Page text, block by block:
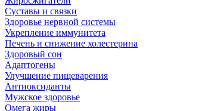
Суставы и связки
Здоровье нервной системы
Укрепление иммунитета
Печень и снижение холестерина
Здоровый сон
Адаптогены
Улучшение пищеварения
Антиоксиданты
Мужское здоровье
Омега жиры